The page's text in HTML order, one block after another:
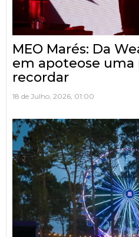
MEO Marés: Da
em apoteose uma
recordar
18 de Julho, 2026, 01:00